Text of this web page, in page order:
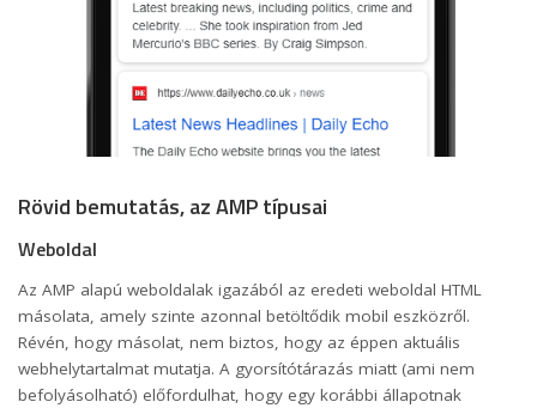
Rövid bemutatás, az AMP típusai
Weboldal
Az AMP alapú weboldalak igazából az eredeti weboldal HTML
másolata, amely szinte azonnal betöltődik mobil eszközről.
Révén, hogy másolat, nem biztos, hogy az éppen aktuális
webhelytartalmat mutatja. A gyorsítótárazás miatt (ami nem
befolyásolható) előfordulhat, hogy egy korábbi állapotnak